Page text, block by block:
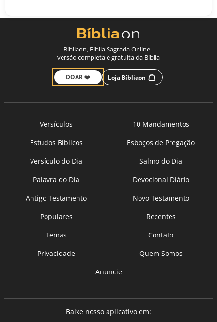
Bíbliaon, Bíblia Sagrada Online -
versão completa e gratuita da Bíblia
DOAR ❤️ Loja Bíbliaon
Versículos
10 Mandamentos
Estudos Bíblicos
Esboços de Pregação
Versículo do Dia
Salmo do Dia
Palavra do Dia
Devocional Diário
Antigo Testamento
Novo Testamento
Populares
Recentes
Temas
Contato
Privacidade
Quem Somos
Anuncie
Baixe nosso aplicativo em: